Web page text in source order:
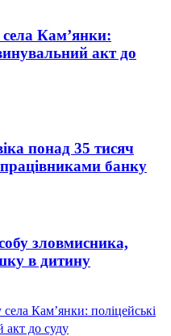
Кам’янки:
акт до
понад 35 тисяч
банку
зловмисника,
в дитину
Кам’янки: поліцейські
акт до суду